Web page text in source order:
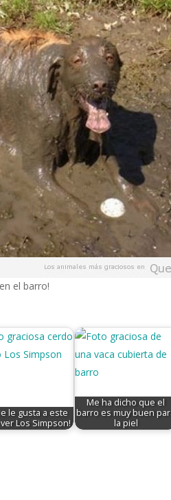
el barro!
le gusta a este
Los Simpson!
Me ha dicho que el
barro es muy buen
la piel